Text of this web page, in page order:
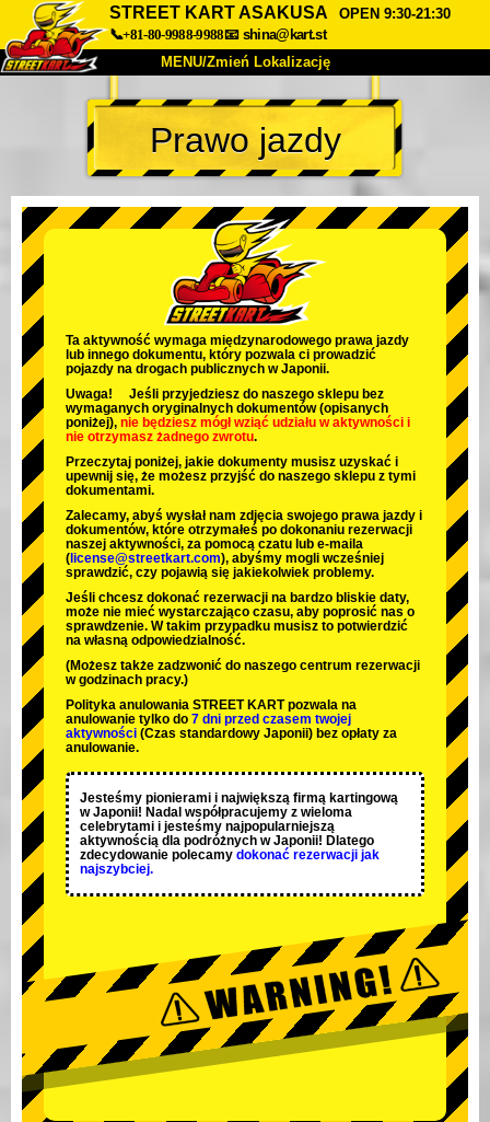
STREET KART ASAKUSA
OPEN 9:30-21:30
📞+81-80-9988-9988📧 shina@kart.st
MENU/Zmień Lokalizację
TOP
O nas Specyfikacja Cena
Firma Rezerwacja
Zmień Lokalizację
Tokyo Shinagawa
Tokyo Akihabara#2
Tokyo Shibuya Annex
Tokyo Asakusa Osaka
Okinawa
Prawo jazdy
Ta aktywność wymaga międzynarodowego prawa jazdy
lub innego dokumentu, który pozwala ci prowadzić
pojazdy na drogach publicznych w Japonii.
Uwaga! Jeśli przyjedziesz do naszego sklepu bez
wymaganych oryginalnych dokumentów (opisanych
poniżej), nie będziesz mógł wziąć udziału w aktywności i
nie otrzymasz żadnego zwrotu.
Przeczytaj poniżej, jakie dokumenty musisz uzyskać i
upewnij się, że możesz przyjść do naszego sklepu z tymi
dokumentami.
Zalecamy, abyś wysłał nam zdjęcia swojego prawa jazdy i
dokumentów, które otrzymałeś po dokonaniu rezerwacji
naszej aktywności, za pomocą czatu lub e-maila
( license@streetkart.com), abyśmy mogli wcześniej
sprawdzić, czy pojawią się jakiekolwiek problemy.
Jeśli chcesz dokonać rezerwacji na bardzo bliskie daty,
może nie mieć wystarczająco czasu, aby poprosić nas o
sprawdzenie. W takim przypadku musisz to potwierdzić
na własną odpowiedzialność.
(Możesz także zadzwonić do naszego centrum rezerwacji
w godzinach pracy.)
Polityka anulowania STREET KART pozwala na
anulowanie tylko do 7 dni przed czasem twojej
aktywności (Czas standardowy Japonii) bez opłaty za
anulowanie.
Jesteśmy pionierami i największą firmą kartingową
w Japonii! Nadal współpracujemy z wieloma
celebrytami i jesteśmy najpopularniejszą
aktywnością dla podróżnych w Japonii! Dlatego
zdecydowanie polecamy dokonać rezerwacji jak
najszybciej.